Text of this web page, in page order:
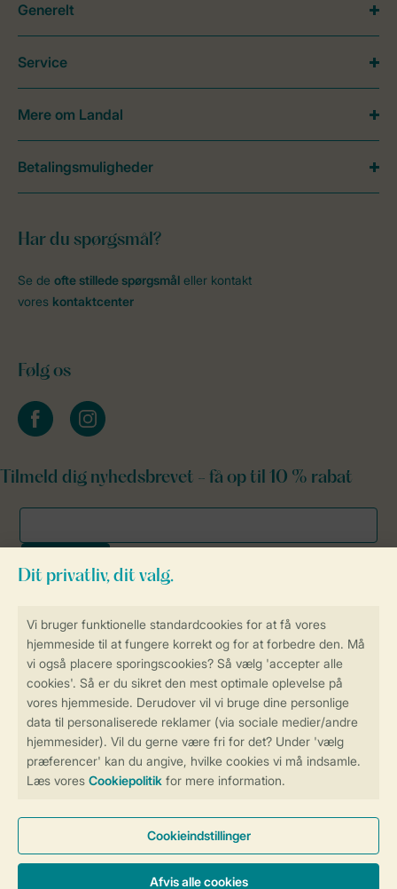
Få en personligt tilpasset oplevelse
på Landal.dk
Sikker og hurtig online booking
Sikker datahåndtering
Har du spørgsmål?
Se de ofte stillede spørgsmål eller kontakt
vores kontaktcenter
Følg os
facebookinstagram
Tilmeld dig nyhedsbrevet - få op til 10 % rabat
Generelt
Service
Mere om Landal
Betalingsmuligheder